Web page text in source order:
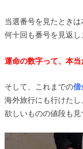
当選番号を見たときは
何十回も番号を見返し
運命の数字って、本当
そして、これまでの借
海外旅行にも行けたし
欲しいものの値段も見